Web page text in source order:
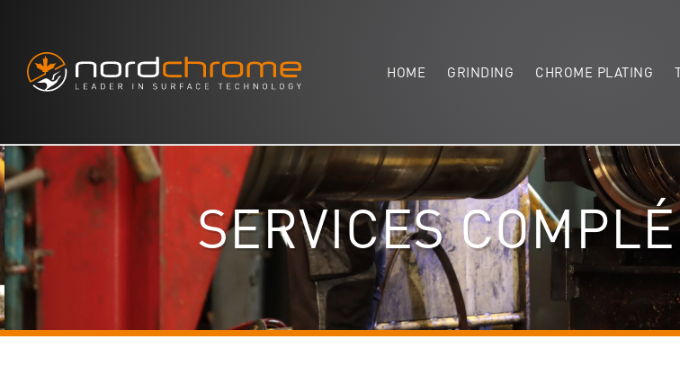
HOME GRINDING CHROME PLATING
SERVICES